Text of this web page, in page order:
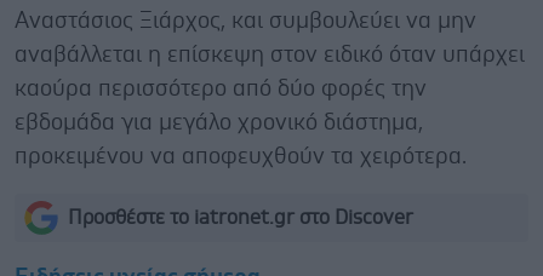
Αναστάσιος Ξιάρχος, και συμβουλεύει να μην
αναβάλλεται η επίσκεψη στον ειδικό όταν υπάρχει
καούρα περισσότερο από δύο φορές την
εβδομάδα για μεγάλο χρονικό διάστημα,
προκειμένου να αποφευχθούν τα χειρότερα.
Προσθέστε το iatronet.gr στο Discover